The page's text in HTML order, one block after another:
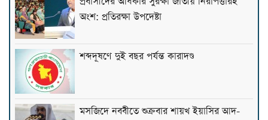
অংশ: প্রতিরক্ষা উপদেষ্টা
শব্দদূষণে দুই বছর পর্যন্ত কারাদণ্ড
মসজিদে নববীতে শুক্রবার শায়খ ইয়াসির আদ-